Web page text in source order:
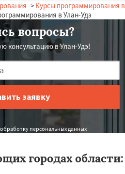
-> Курсы программирования в
в Улан-Удэ
вопросы?
консультацию в Улан-Удэ!
персональных данных
городах области: